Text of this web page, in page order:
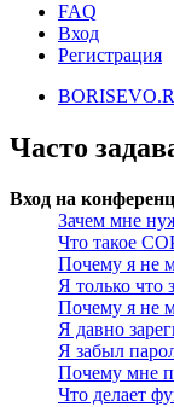
FAQ
Вход
Регистрация
Часто
Вход на
Зачем мне
Что такое
Почему я не
Я только что
Почему я не
Я давно
Я забыл
Почему мне
Что делает